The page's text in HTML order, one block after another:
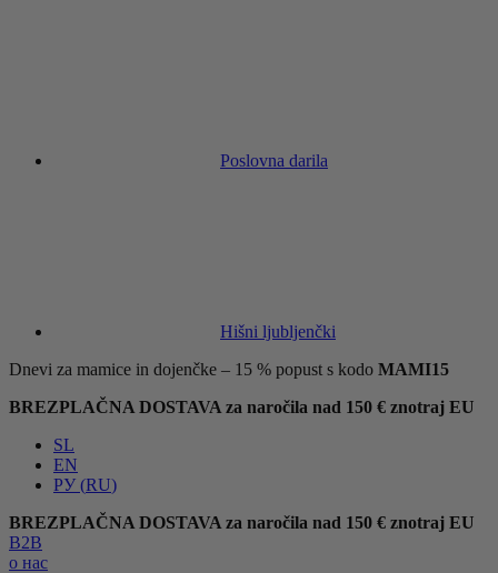
Poslovna darila
Hišni ljubljenčki
Dnevi za mamice in dojenčke – 15 % popust s kodo MAMI15
BREZPLAČNA DOSTAVA za naročila nad 150 € znotraj EU
SL
EN
РУ (RU)
BREZPLAČNA DOSTAVA za naročila nad 150 € znotraj EU
B2B
о нас